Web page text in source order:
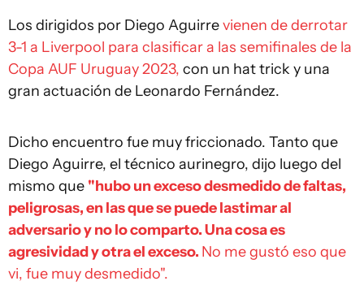
Los dirigidos por Diego Aguirrevienen de derrotar
3-1 a Liverpool para clasificar a las semifinales de la
Copa AUF Uruguay 2023, con un hat trick y una
gran actuación de Leonardo Fernández.
Dicho encuentro fue muy friccionado. Tanto que
Diego Aguirre, el técnico aurinegro, dijo luego del
mismo que "hubo un exceso desmedido de faltas,
peligrosas, en las que se puede lastimar al
adversario y no lo comparto. Una cosa es
agresividad y otra el exceso. No me gustó eso que
vi, fue muy desmedido".